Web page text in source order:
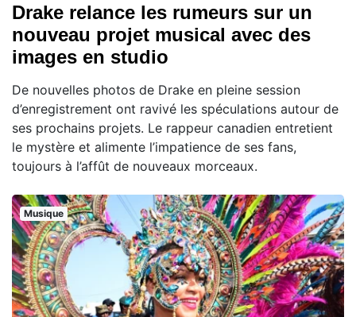
Drake relance les rumeurs sur un
nouveau projet musical avec des
images en studio
De nouvelles photos de Drake en pleine session
d’enregistrement ont ravivé les spéculations autour de
ses prochains projets. Le rappeur canadien entretient
le mystère et alimente l’impatience de ses fans,
toujours à l’affût de nouveaux morceaux.
Musique